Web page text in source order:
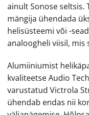
ainult Sonose seltsis.
mängija ühendada
helisüsteemi või -
analoogheli viisil, mis
Alumiiniumist
kvaliteetse Audio
varustatud Victrola
ühendab endas nii